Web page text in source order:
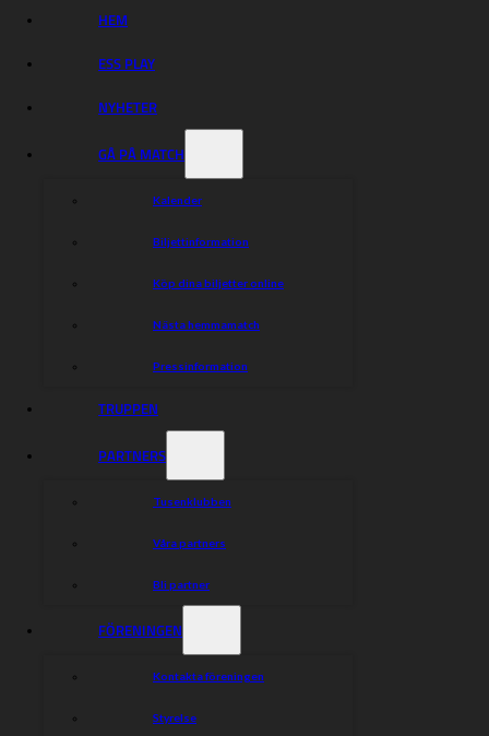
HEM
ESS PLAY
NYHETER
GÅ PÅ MATCH
Kalender
Biljettinformation
Köp dina biljetter online
Nästa hemmamatch
Pressinformation
TRUPPEN
PARTNERS
Tusenklubben
Våra partners
Bli partner
FÖRENINGEN
Kontakta föreningen
Styrelse